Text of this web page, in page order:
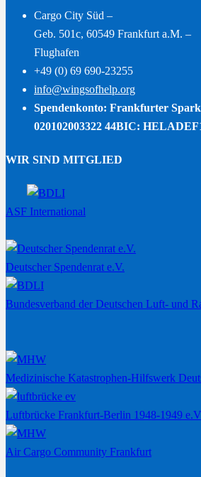
Cargo City Süd –
Geb. 501c, 60549 Frankfurt a.M. –
Flughafen
+49 (0) 69 690-23255
info@wingsofhelp.org
Spendenkonto: Frankfurter
020102003322 44BIC:
WIR SIND MITGLIED
ASF International
Deutscher Spendenrat e.V.
Bundesverband der Deutschen Luft- und
Medizinische Katastrophen-Hilfswerk
Luftbrücke Frankfurt-Berlin 1948-1949
Air Cargo Community Frankfurt